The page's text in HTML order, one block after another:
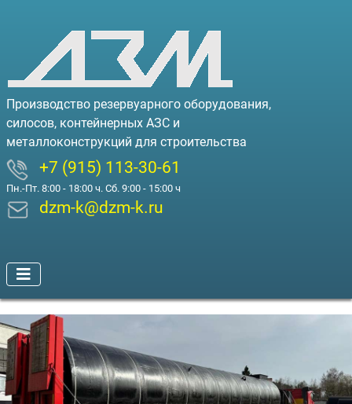
Производство резервуарного оборудования,
силосов, контейнерных АЗС и
металлоконструкций для строительства
+7 (915) 113-30-61
Пн.-Пт. 8:00 - 18:00 ч. Сб. 9:00 - 15:00 ч
dzm-k@dzm-k.ru